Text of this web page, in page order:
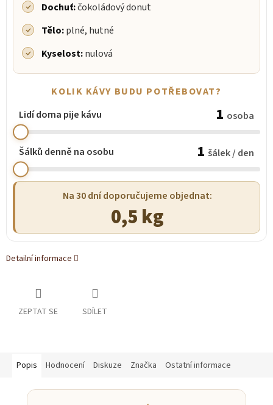
Dochuť:čokoládový donut
Tělo:plné, hutné
Kyselost:nulová
KOLIK KÁVY BUDU POTŘEBOVAT?
Lidí doma pije kávu
1 osoba
Šálků denně na osobu 1 šálek / den
Na 30 dní doporučujeme objednat:
0,5 kg
Detailní informace
ZEPTAT SE SDÍLET
Popis Hodnocení Diskuze Značka Ostatní informace